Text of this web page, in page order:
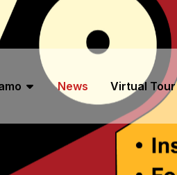
News Virtual Tour